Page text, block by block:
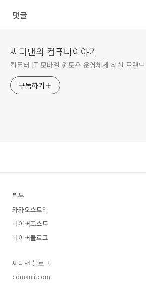
댓글
씨디맨의 컴퓨터이야기
컴퓨터 IT 모바일 윈도우 운영체제 최신 트랜
구독하기
틱톡
카카오스토리
네이버포스트
네이버블로그
씨디맨 블로그
cdmanii.com